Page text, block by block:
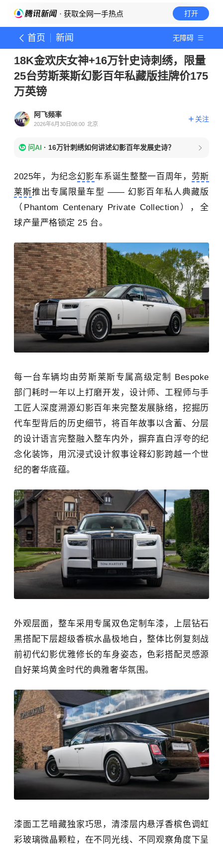
· 获取全网一手热点 打开
首页 新闻 无障碍
18K金欢庆女神+16万针史诗刺绣，限量
25台劳斯莱斯幻影百年私藏版挂牌价175
万英镑
阿飞频率
2026年6月30日08:00 北京
关注
问AI · 16万针刺绣如何讲述幻影百年发展史诗？
2025年，为纪念幻影车系诞生整整一百周年， 劳斯
莱斯推出专属限量车型 —— 幻影百年私人典藏版
（Phantom Centenary Private Collection），全
球产量严格锁定 25 台。
每一台车辆均由劳斯莱斯专属高级定制 Bespoke
部门耗时一年以上打磨开发，设计师、工程师与手
工匠人深度溯源幻影百年来完整发展脉络，挖掘历
代车型背后的历史细节，将百年故事以含蓄、分层
的设计语言完整融入整车内外，摒弃直白浮夸的纪
念化装饰，用沉浸式设计叙事诠释幻影跨越一个世
纪的奢华底蕴。
外观层面，整车采用专属双色定制车漆，上层钻石
黑搭配下层超级香槟水晶极地白，整体比例复刻战
前初代幻影优雅修长的车身姿态，色彩搭配灵感源
自好莱坞黄金时代的典雅奢华氛围。
漆面工艺暗藏独家巧思，清漆层内悬浮香槟色调虹
彩玻璃微晶颗粒，在不同光线、不同观察角度下呈